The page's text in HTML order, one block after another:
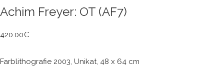
Achim Freyer: OT (AF7)
420.00€
Farblithografie 2003, Unikat, 48 x 64 cm